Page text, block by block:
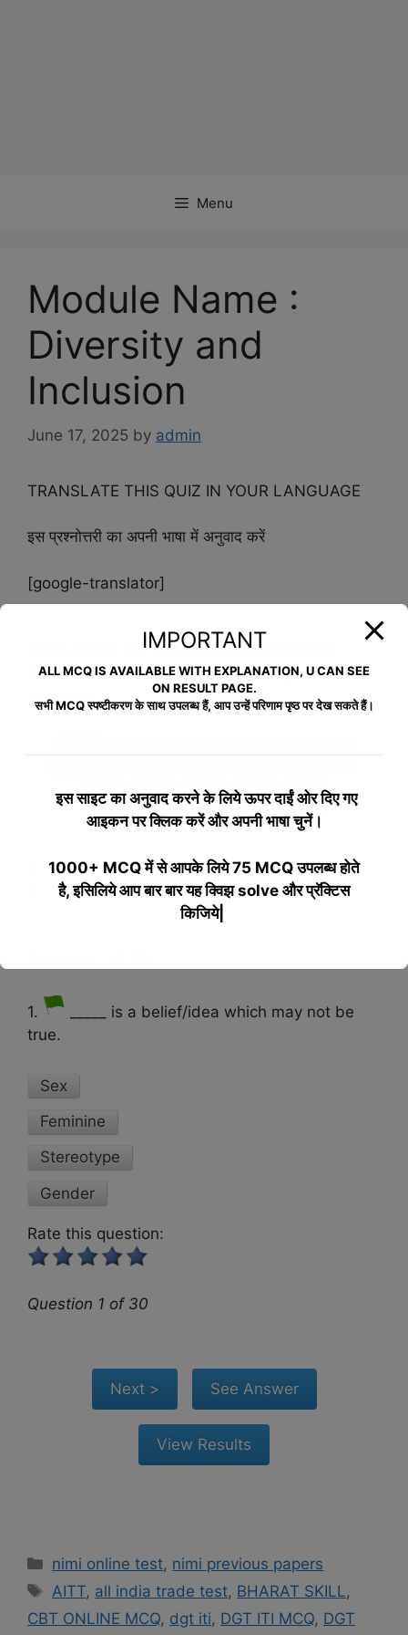
Menu
Module Name :
Diversity and
Inclusion
June 17, 2025 by admin
TRANSLATE THIS QUIZ IN YOUR LANGUAGE
इस प्रश्नोत्तरी का अपनी भाषा में अनुवाद करें
[google-translator]
EMPLOYABILITY SKILLS QUESTION BANK
2022-2023 Module Name : Diversity and
Inclusion
1 2 3 4 5 6
7 8 9 10 >>
1.
_____ is a belief/idea which may not be
true.
Sex
Feminine
Stereotype
Gender
Rate this question:
Question 1 of 30
Categories
nimi online test, nimi previous papers
Tags
AITT, all india trade test, BHARAT SKILL,
CBT ONLINE MCQ, dgt iti, DGT ITI MCQ, DGT
IMPORTANT
ALL MCQ IS AVAILABLE WITH EXPLANATION, U CAN SEE
ON RESULT PAGE.
सभी MCQ स्पष्टीकरण के साथ उपलब्ध हैं, आप उन्हें परिणाम पृष्ठ पर देख सकते हैं।
इस साइट का अनुवाद करने के लियेऊपर दाईं ओर दिए गए
आइकन पर क्लिक करें और अपनी भाषा चुनें।
1000+ MCQ में से आपके लिये 75 MCQ उपलब्ध होते
है, इसिलिये आप बार बार यह क्विझ solve और प्रॅक्टिस
किजिये|